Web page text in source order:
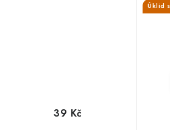
39 Kč
Úklid